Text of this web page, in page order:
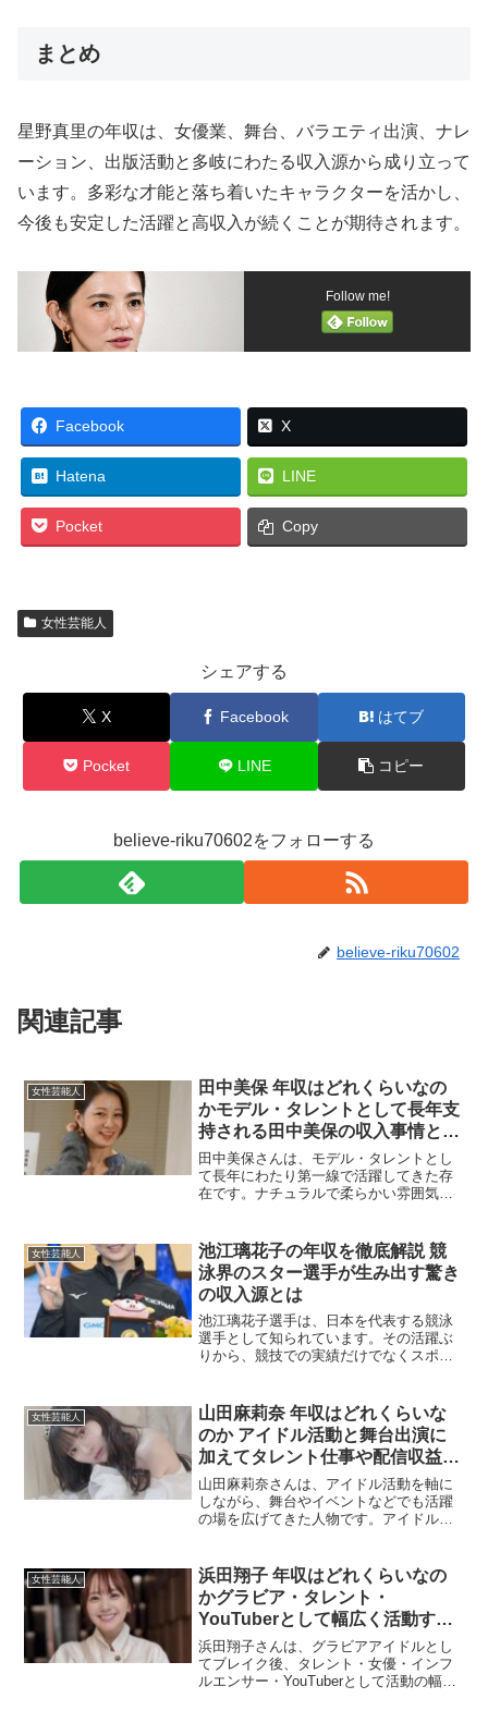
まとめ
星野真里の年収は、女優業、舞台、バラエティ出演、ナレ
ーション、出版活動と多岐にわたる収入源から成り立って
います。多彩な才能と落ち着いたキャラクターを活かし、
今後も安定した活躍と高収入が続くことが期待されます。
Follow me!
Facebook X
Hatena LINE
Pocket Copy
女性芸能人
シェアする
X Facebook はてブ
Pocket LINE コピー
believe-riku70602をフォローする
believe-riku70602
関連記事
女性芸能人
田中美保 年収はどれくらいなの
かモデル・タレントとして長年支
持される田中美保の収入事情と現
在の活動から見える稼ぎの実態を
徹底解説した最新まとめ
田中美保さんは、モデル・タレントとし
て長年にわたり第一線で活躍してきた存
在です。ナチュラルで柔らかい雰囲気と
後も活動を継続しており、メディア露出
やブランドモデルとしての...
女性芸能人
池江璃花子の年収を徹底解説 競
泳界のスター選手が生み出す驚き
の収入源とは
池江璃花子選手は、日本を代表する競泳
選手として知られています。その活躍ぶ
りから、競技での実績だけでなくスポン
収について詳しく掘り下げ、その収入源
や背景についてご紹介しま...
女性芸能人
山田麻莉奈 年収はどれくらいな
のか アイドル活動と舞台出演に
加えてタレント仕事や配信収益ま
で含めた収入事情から見える推定
年収を徹底解説した最新まとめ
山田麻莉奈さんは、アイドル活動を軸に
しながら、舞台やイベントなどでも活躍
の場を広げてきた人物です。アイドルや
グッズ売上、配信での収益などが組み合
わさって決まるため、年に...
女性芸能人
浜田翔子 年収はどれくらいなの
かグラビア・タレント・
YouTuberとして幅広く活動する
浜田翔子の収入事情と多角的な活
動から見える推定年収を徹底解説
した最新まとめ
浜田翔子さんは、グラビアアイドルとし
てブレイク後、タレント・女優・インフ
ルエンサー・YouTuberとして活動の幅を